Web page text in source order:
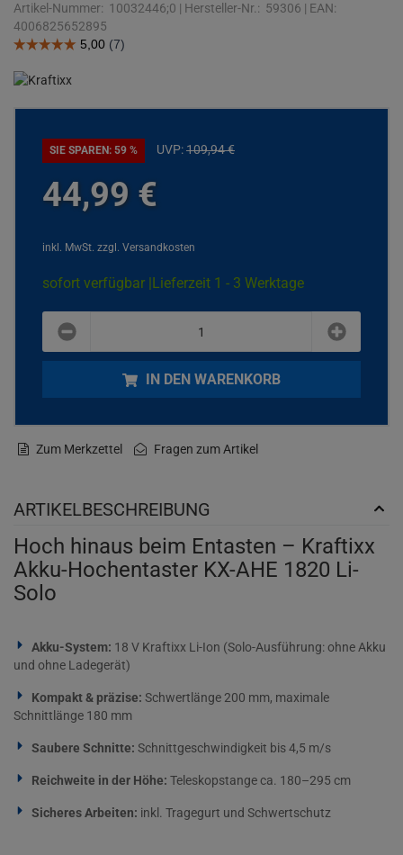
Artikel-Nummer: 10032446;0 | Hersteller-Nr.: 59306 | EAN:
4006825652895
SIE SPAREN: 59 % UVP:109,94€
44,99 €
inkl. MwSt. zzgl. Versandkosten
sofort verfügbar |Lieferzeit 1 - 3 Werktage
minus
IN DEN WARENKORB
Zum Merkzettel Fragen zum Artikel
ARTIKELBESCHREIBUNG
Hoch hinaus beim Entasten – Kraftixx
Akku-Hochentaster KX-AHE 1820 Li-
Solo
Akku-System: 18 V Kraftixx Li-Ion (Solo-Ausführung: ohne Akku
und ohne Ladegerät)
Kompakt & präzise: Schwertlänge 200 mm, maximale
Schnittlänge 180 mm
Saubere Schnitte: Schnittgeschwindigkeit bis 4,5 m/s
Reichweite in der Höhe: Teleskopstange ca. 180–295 cm
Sicheres Arbeiten: inkl. Tragegurt und Schwertschutz